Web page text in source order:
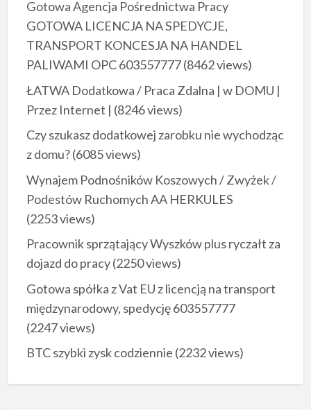
Gotowa Agencja Pośrednictwa Pracy
GOTOWA LICENCJA NA SPEDYCJE,
TRANSPORT KONCESJA NA HANDEL
PALIWAMI OPC 603557777(8462 views)
ŁATWA Dodatkowa / Praca Zdalna | w DOMU |
Przez Internet | (8246 views)
Czy szukasz dodatkowej zarobku nie wychodząc
z domu?(6085 views)
Wynajem Podnośników Koszowych / Zwyżek /
Podestów Ruchomych AA HERKULES
(2253 views)
Pracownik sprzątający Wyszków plus ryczałt za
dojazd do pracy(2250 views)
Gotowa spółka z Vat EU z licencją na transport
międzynarodowy, spedycję 603557777
(2247 views)
BTC szybki zysk codziennie (2232 views)